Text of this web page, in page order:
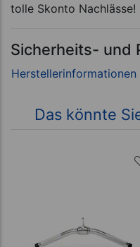
tolle Skonto Nachlässe!
Sicherheits- und
Das könnte